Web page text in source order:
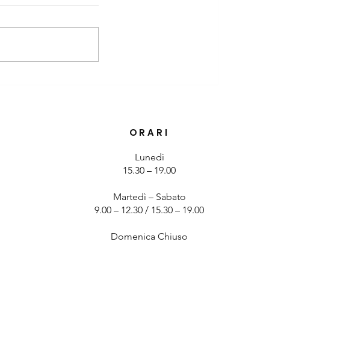
ORARI
Lunedì
15.30 – 19.00
Martedì – Sabato
9.00 – 12.30 / 15.30 – 19.00
Domenica Chiuso